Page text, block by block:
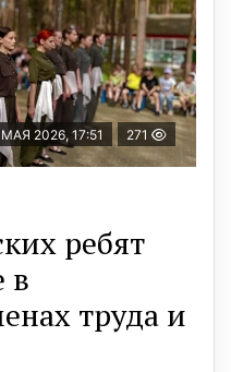
2026, 17:51 271
ребят
в
труда и